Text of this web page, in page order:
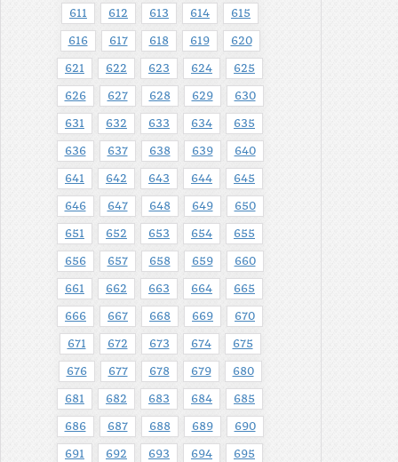
611 612 613 614 615
616 617 618 619 620
621 622 623 624 625
626 627 628 629 630
631 632 633 634 635
636 637 638 639 640
641 642 643 644 645
646 647 648 649 650
651 652 653 654 655
656 657 658 659 660
661 662 663 664 665
666 667 668 669 670
671 672 673 674 675
676 677 678 679 680
681 682 683 684 685
686 687 688 689 690
691 692 693 694 695